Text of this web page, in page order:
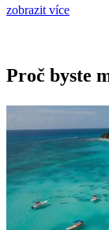
zobrazit více
Proč byste